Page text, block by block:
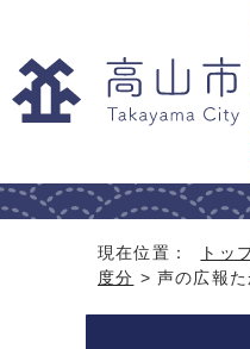
現在位置： トッ
度分 > 声の広報